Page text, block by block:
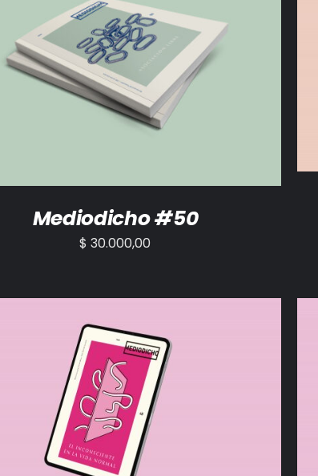
AÑADIR AL CARRITO DETALLES
Mediodicho #50
$ 30.000,00
AÑADIR AL CARRITO /